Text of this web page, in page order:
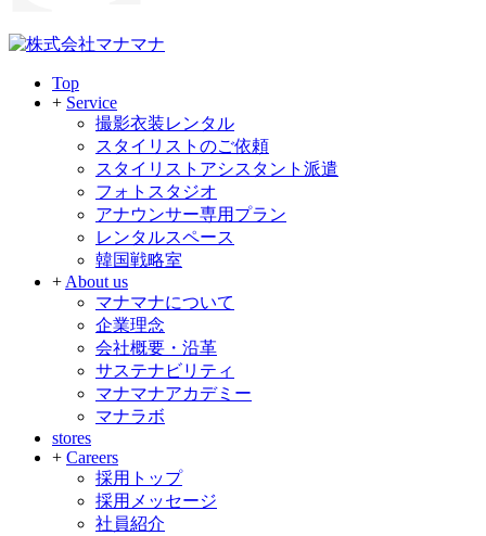
Top
+ Service
撮影衣装レンタル
スタイリストのご依頼
スタイリストアシスタント派遣
フォトスタジオ
アナウンサー専用プラン
レンタルスペース
韓国戦略室
+ About us
マナマナについて
企業理念
会社概要・沿革
サステナビリティ
マナマナアカデミー
マナラボ
stores
+ Careers
採用トップ
採用メッセージ
社員紹介